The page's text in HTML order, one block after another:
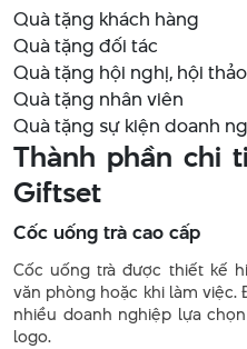
Quà tặng khách hàng
Quà tặng đối tác
Quà tặng hội nghị, hội thảo
Quà tặng nhân viên
Quà tặng sự kiện doanh
Thành phần chi
Giftset
Cốc uống trà cao cấp
Cốc uống trà được thiết kế
văn phòng hoặc khi làm việc.
nhiều doanh nghiệp lựa
logo.